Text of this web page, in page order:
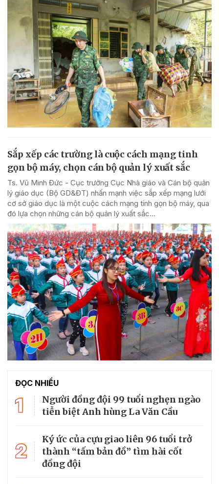
Sắp xếp các trường là cuộc cách mạng tinh
gọn bộ máy, chọn cán bộ quản lý xuất sắc
Ts. Vũ Minh Đức - Cục trưởng Cục Nhà giáo và Cán bộ quản
lý giáo dục (Bộ GD&ĐT) nhấn mạnh việc sắp xếp mạng lưới
cơ sở giáo dục là một cuộc cách mạng tinh gọn bộ máy, qua
đó lựa chọn những cán bộ quản lý xuất sắc...
ĐỌC NHIỀU
1
Người đồng đội 99 tuổi nghẹn ngào
tiễn biệt Anh hùng La Văn Cầu
2
Ký ức của cựu giao liên 96 tuổi trở
thành “tấm bản đồ” tìm hài cốt
đồng đội